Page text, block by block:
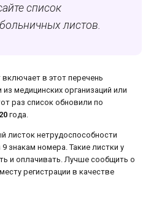
список
листов.
в этот перечень
медицинских организаций или
раз список обновили по
года.
листок нетрудоспособности
знакам номера. Такие листки у
и оплачивать. Лучше сообщить о
регистрации в качестве